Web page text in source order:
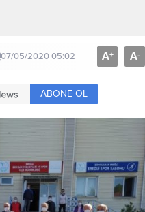
07/05/2020 05:02 A+ A-
ABONE OL